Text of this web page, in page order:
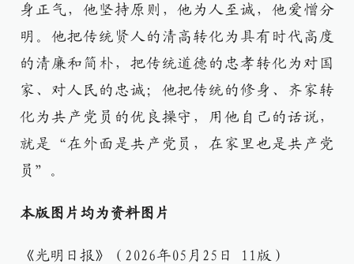
身正气，他坚持原则，他为人至诚，他爱憎分
明。他把传统贤人的清高转化为具有时代高度
的清廉和简朴，把传统道德的忠孝转化为对国
家、对人民的忠诚；他把传统的修身、齐家转
化为共产党员的优良操守，用他自己的话说，
就是“在外面是共产党员，在家里也是共产党
员”。
本版图片均为资料图片
《光明日报》（2026年05月25日 11版）